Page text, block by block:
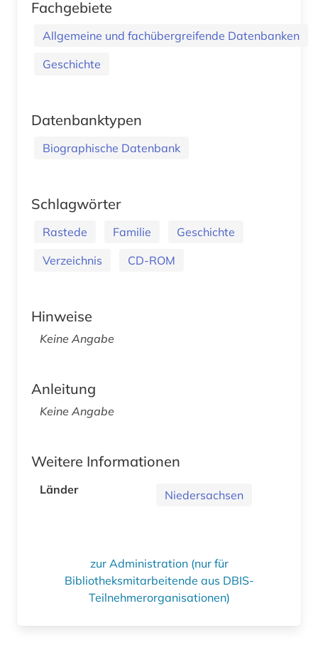
Fachgebiete
Allgemeine und fachübergreifende Datenbanken
Geschichte
Datenbanktypen
Biographische Datenbank
Schlagwörter
Rastede Familie
Geschichte
Verzeichnis
CD-ROM
Hinweise
Keine Angabe
Anleitung
Keine Angabe
Weitere Informationen
Länder Niedersachsen
zur Administration (nur für
Bibliotheksmitarbeitende aus DBIS-
Teilnehmerorganisationen)